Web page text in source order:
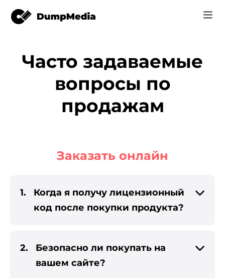
Интернет инструменты
Spotify в mp3
Музыка YouTube MP3
Amazon Музыка для MP3
Суно, чтобы MP3
Часто задаваемые
вопросы по
продажам
Заказать онлайн
1.
Когда я получу лицензионный
код после покупки продукта?
2.
Безопасно ли покупать на
вашем сайте?